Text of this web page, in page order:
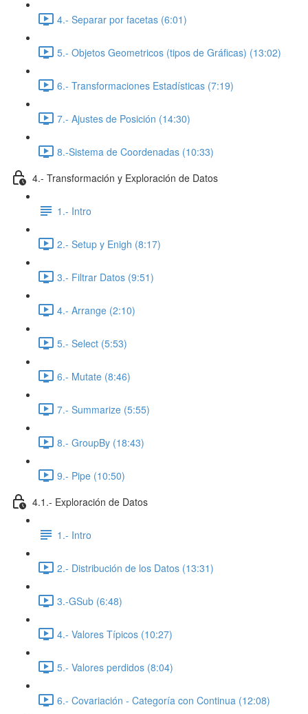
4.- Separar por facetas (6:01)
5.- Objetos Geometricos (tipos de Gráficas) (13:02)
6.- Transformaciones Estadísticas (7:19)
7.- Ajustes de Posición (14:30)
8.-Sistema de Coordenadas (10:33)
4.- Transformación y Exploración de Datos
1.- Intro
2.- Setup y Enigh (8:17)
3.- Filtrar Datos (9:51)
4.- Arrange (2:10)
5.- Select (5:53)
6.- Mutate (8:46)
7.- Summarize (5:55)
8.- GroupBy (18:43)
9.- Pipe (10:50)
4.1.- Exploración de Datos
1.- Intro
2.- Distribución de los Datos (13:31)
3.-GSub (6:48)
4.- Valores Típicos (10:27)
5.- Valores perdidos (8:04)
6.- Covariación - Categoría con Continua (12:08)